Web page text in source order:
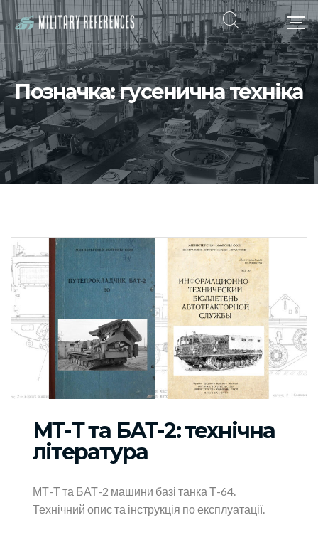
Позначка:гусенична техніка
МТ-Т та БАТ-2: технічна
література
МТ-Т та БАТ-2 машини базі танка Т-64.
Технічний опис та інструкція по експлуатації.